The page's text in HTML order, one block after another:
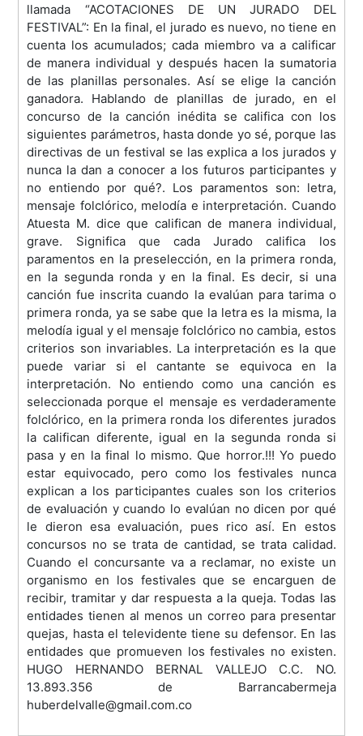
llamada “ACOTACIONES DE UN JURADO DEL
FESTIVAL”: En la final, el jurado es nuevo, no tiene en
cuenta los acumulados; cada miembro va a calificar
de manera individual y después hacen la sumatoria
de las planillas personales. Así se elige la canción
ganadora. Hablando de planillas de jurado, en el
concurso de la canción inédita se califica con los
siguientes parámetros, hasta donde yo sé, porque las
directivas de un festival se las explica a los jurados y
nunca la dan a conocer a los futuros participantes y
no entiendo por qué?. Los paramentos son: letra,
mensaje folclórico, melodía e interpretación. Cuando
Atuesta M. dice que califican de manera individual,
grave. Significa que cada Jurado califica los
paramentos en la preselección, en la primera ronda,
en la segunda ronda y en la final. Es decir, si una
canción fue inscrita cuando la evalúan para tarima o
primera ronda, ya se sabe que la letra es la misma, la
melodía igual y el mensaje folclórico no cambia, estos
criterios son invariables. La interpretación es la que
puede variar si el cantante se equivoca en la
interpretación. No entiendo como una canción es
seleccionada porque el mensaje es verdaderamente
folclórico, en la primera ronda los diferentes jurados
la califican diferente, igual en la segunda ronda si
pasa y en la final lo mismo. Que horror.!!! Yo puedo
estar equivocado, pero como los festivales nunca
explican a los participantes cuales son los criterios
de evaluación y cuando lo evalúan no dicen por qué
le dieron esa evaluación, pues rico así. En estos
concursos no se trata de cantidad, se trata calidad.
Cuando el concursante va a reclamar, no existe un
organismo en los festivales que se encarguen de
recibir, tramitar y dar respuesta a la queja. Todas las
entidades tienen al menos un correo para presentar
quejas, hasta el televidente tiene su defensor. En las
entidades que promueven los festivales no existen.
HUGO HERNANDO BERNAL VALLEJO C.C. NO.
13.893.356 de Barrancabermeja
huberdelvalle@gmail.com.co